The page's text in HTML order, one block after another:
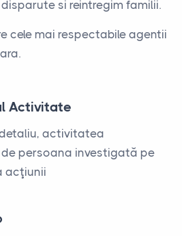
si reintregim familii.
cele mai respectabile agentii
Activitate
activitatea
persoana investigată pe
acţiunii